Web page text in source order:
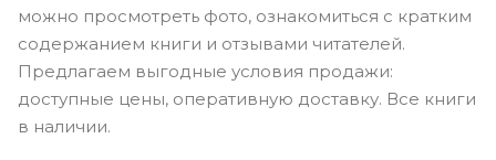
можно просмотреть фото, ознакомиться с кратким
содержанием книги и отзывами читателей.
Предлагаем выгодные условия продажи:
доступные цены, оперативную доставку. Все книги
в наличии.